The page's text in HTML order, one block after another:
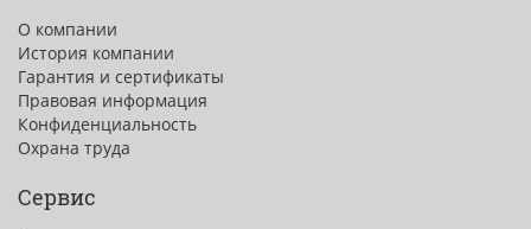
О компании
История компании
Гарантия и сертификаты
Правовая информация
Конфиденциальность
Охрана труда
Сервис